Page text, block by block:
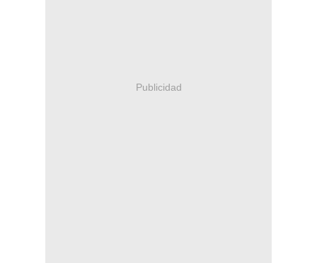
Publicidad